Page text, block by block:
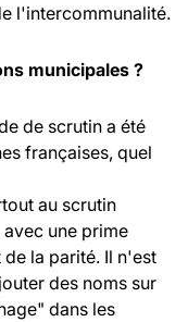
l'intercommunalité.
municipales ?
de scrutin a été
françaises, quel
au scrutin
une prime
la parité. Il n'est
des noms sur
dans les